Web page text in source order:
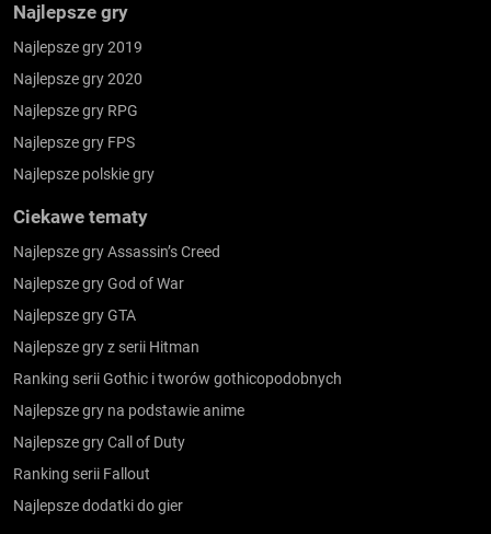
Najlepsze gry
Najlepsze gry 2019
Najlepsze gry 2020
Najlepsze gry RPG
Najlepsze gry FPS
Najlepsze polskie gry
Ciekawe tematy
Najlepsze gry Assassin’s Creed
Najlepsze gry God of War
Najlepsze gry GTA
Najlepsze gry z serii Hitman
Ranking serii Gothic i tworów gothicopodobnych
Najlepsze gry na podstawie anime
Najlepsze gry Call of Duty
Ranking serii Fallout
Najlepsze dodatki do gier